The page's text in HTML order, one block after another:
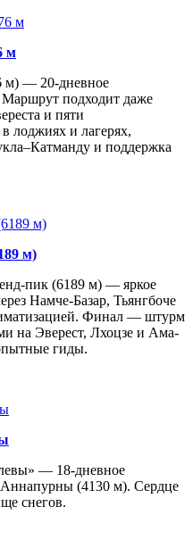
м
м) — 20-дневное
Маршрут подходит даже
и пяти
лоджиях и лагерях,
и поддержка
м)
пик (6189 м) — яркое
Намче-Базар, Тьянгбоче
Финал — штурм
на Эверест, Лхоцзе и Ама-
гиды.
— 18-дневное
Аннапурны (4130 м). Сердце
снегов.